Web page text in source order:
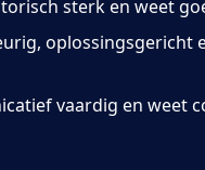
sterk en weet
vaardig en weet